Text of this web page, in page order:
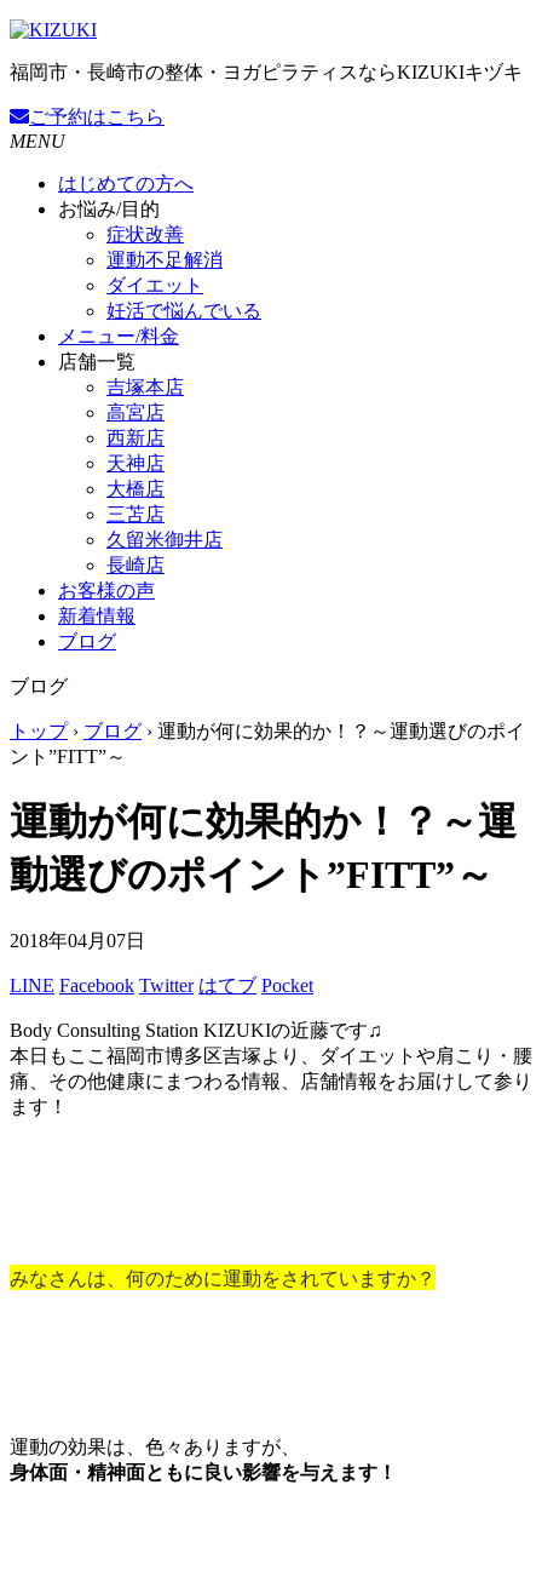
福岡市・長崎市の整体・ヨガピラティスならKIZUKIキヅキ
ご予約はこちら
MENU
はじめての方へ
お悩み/目的
症状改善
運動不足解消
ダイエット
妊活で悩んでいる
メニュー/料金
店舗一覧
吉塚本店
高宮店
西新店
天神店
大橋店
三苫店
久留米御井店
長崎店
お客様の声
新着情報
ブログ
ブログ
トップ› ブログ › 運動が何に効果的か！？～運動選びのポイ
ント”FITT”～
運動が何に効果的か！？～運
動選びのポイント”FITT”～
2018年04月07日
LINE Facebook Twitter はてブ Pocket
Body Consulting Station KIZUKIの近藤です♫
本日もここ福岡市博多区吉塚より、ダイエットや肩こり・腰
痛、その他健康にまつわる情報、店舗情報をお届けして参り
ます！
みなさんは、何のために運動をされていますか？
運動の効果は、色々ありますが、
身体面・精神面ともに良い影響を与えます！